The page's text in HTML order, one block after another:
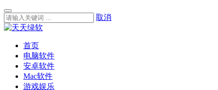
取消
首页
电脑软件
安卓软件
Mac软件
游戏娱乐